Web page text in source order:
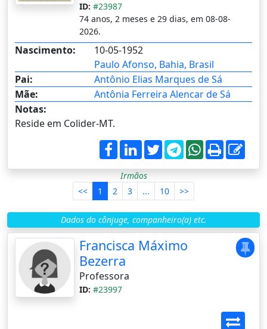
ID: #23987
74 anos, 2 meses e 29 dias, em 08-08-
2026.
Nascimento:
10-05-1952
Paulo Afonso, Bahia, Brasil
Pai:
Antônio Elias Marques de Sá
Mãe:
Antônia Ferreira Alencar de Sá
Notas:
Reside em Colider-MT.
Irmãos
<<
1 2 3 ... 10 >>
Dados do cônjuge, companheiro(a) etc.
Francisca Máximo
Bezerra
Professora
ID: #23997